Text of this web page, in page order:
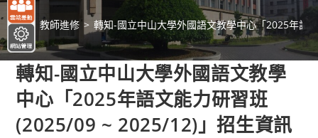
> 教師進修 > 轉知-國立中山大學外國語文教學中心「2025年語
轉知-國立中山大學外國語文教學
中心「2025年語文能力研習班
(2025/09 ~ 2025/12)」招生資訊